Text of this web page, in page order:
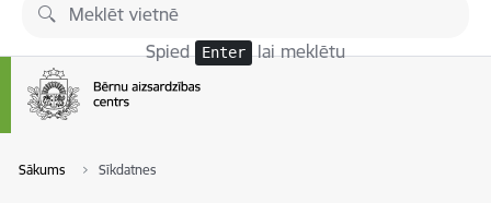
Pāriet uz lapas saturu
Spied Enter lai meklētu
Sākums Sīkdatnes